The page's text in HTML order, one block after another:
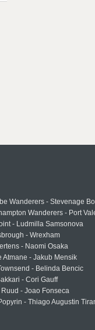
Wanderers - Stevenage
Wanderers - Port
- Ludmilla Samsonova
- Wrexham
- Naomi Osaka
Atmane - Jakub Mensik
- Belinda Bencic
- Cori Gauff
- Joao Fonseca
- Thiago Augustin